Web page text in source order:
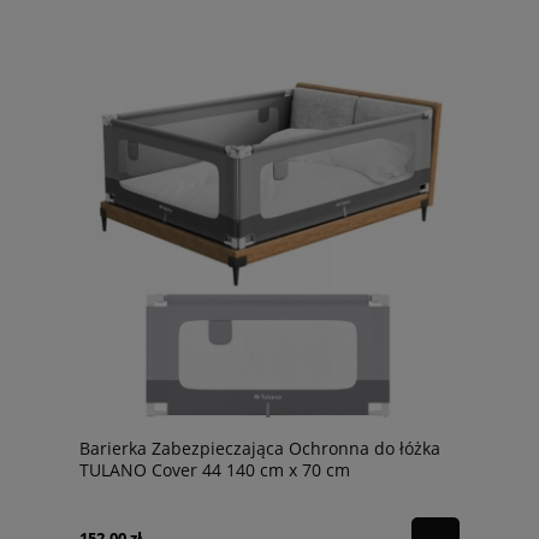
Barierka Zabezpieczająca Ochronna do łóżka
TULANO Cover 44 140 cm x 70 cm